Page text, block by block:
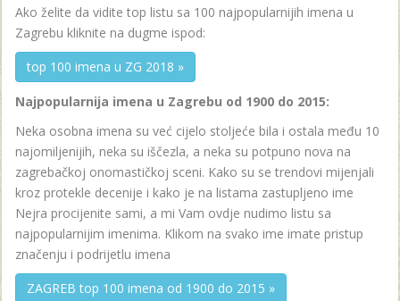
Ako želite da vidite top listu sa 100 najpopularnijih imena u
Zagrebu kliknite na dugme ispod:
top 100 imena u ZG 2018 »
Najpopularnija imena u Zagrebu od 1900 do 2015:
Neka osobna imena su već cijelo stoljeće bila i ostala među 10
najomiljenijih, neka su iščezla, a neka su potpuno nova na
zagrebačkoj onomastičkoj sceni. Kako su se trendovi mijenjali
kroz protekle decenije i kako je na listama zastupljeno ime
Nejra procijenite sami, a mi Vam ovdje nudimo listu sa
najpopularnijim imenima. Klikom na svako ime imate pristup
značenju i podrijetlu imena
ZAGREB top 100 imena od 1900 do 2015 »